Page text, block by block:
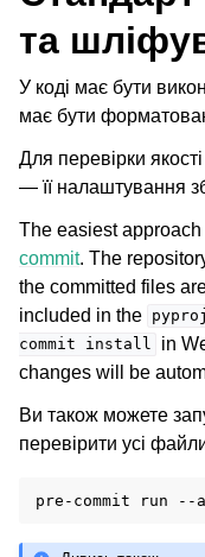
та
У коді має бути
має бути
Для перевірки
— її налаштування
The easiest
commit. The
the committed files
included in the
commit
install
in
changes will be
Ви також можете
перевірити усі
pre-commit run